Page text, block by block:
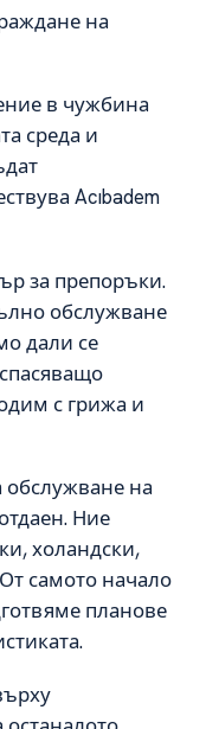
на
в чужбина
среда и
Acıbadem
за препоръки.
обслужване
дали се
с грижа и
на
Ние
холандски,
самото начало
планове